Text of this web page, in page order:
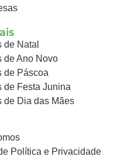
de Natal
de Ano Novo
de Páscoa
de Festa Junina
de Dia das Mães
Política e Privacidade